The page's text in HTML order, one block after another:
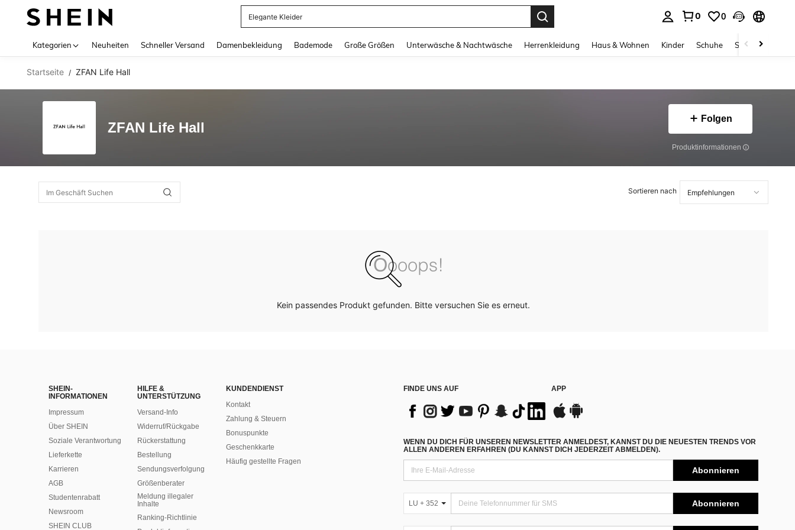
Elegante Kleider
0 0
Kategorien Neuheiten Schneller Versand Damenbekleidung Bademode Große Größen Unterwäsche & Nachtwäsche Herrenkleidung Haus & Wohnen Kinder Schuhe Schmuck &
Startseite / ZFAN Life Hall
ZFAN Life Hall
Folgen
Produktinformationen
Sortieren nach
Kein passendes Produkt gefunden. Bitte versuchen Sie es erneut.
SHEIN-
INFORMATIONEN
Impressum
Über SHEIN
Soziale Verantwortung
Lieferkette
Karrieren
AGB
Studentenrabatt
Newsroom
SHEIN CLUB
HILFE &
UNTERSTÜTZUNG
Versand-Info
Widerruf/Rückgabe
Rückerstattung
Bestellung
Sendungsverfolgung
Größenberater
Meldung illegaler
Inhalte
Ranking-Richtlinie
KUNDENDIENST
Kontakt
Zahlung & Steuern
Bonuspunkte
Geschenkkarte
Häufig gestellte Fragen
FINDE UNS AUF APP
WENN DU DICH FÜR UNSEREN NEWSLETTER ANMELDEST, KANNST DU DIE NEUESTEN TRENDS VOR
ALLEN ANDEREN ERFAHREN (DU KANNST DICH JEDERZEIT ABMELDEN).
Abonnieren
LU + 352 Abonnieren